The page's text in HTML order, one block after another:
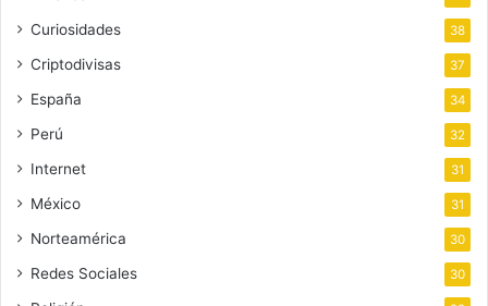
Curiosidades 38
Criptodivisas 37
España 34
Perú 32
Internet 31
México 31
Norteamérica 30
Redes Sociales 30